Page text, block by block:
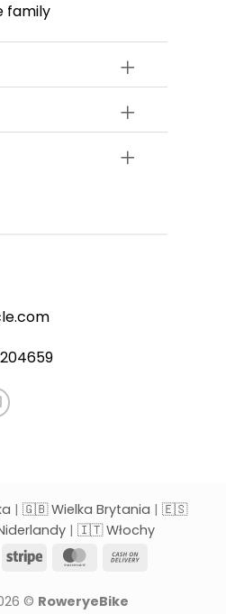
family
| 🇬🇧 Wielka Brytania | 🇪🇸
| 🇮🇹 Włochy
Stripe MasterCard
© RoweryeBike